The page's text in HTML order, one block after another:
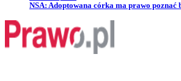
Przejdź do artykułu:
NSA: Adoptowana córka ma prawo poznać